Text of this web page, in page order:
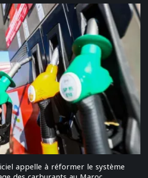
appelle à réformer le système